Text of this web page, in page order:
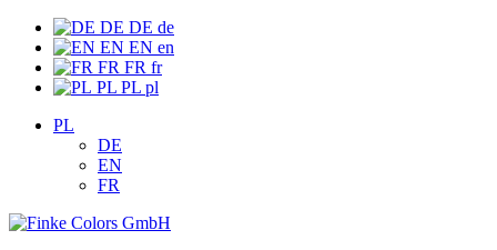
DE DE de
EN EN en
FR FR fr
PL PL pl
PL
DE
EN
FR